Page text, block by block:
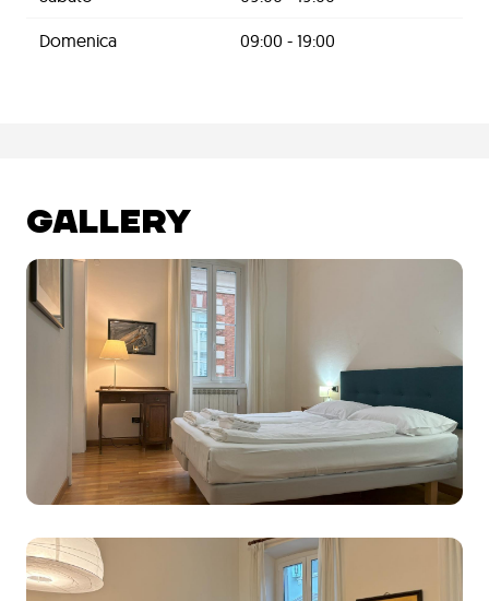
Domenica 09:00 - 19:00
GALLERY